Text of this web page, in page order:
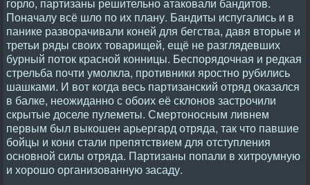
Поначалу всё шло по их плану. Бандиты испугались и в
панике разворачивали коней для бегства, давя вторые и
третьи ряды своих товарищей, ещё не разглядевших
бурный поток красной конницы. Беспорядочная и редкая
стрельба почти умолкла, противники яростно рубились
шашками. И вот когда весь партизанский отряд оказался
в балке, неожиданно с обоих её склонов застрочили
скрытые доселе пулеметы. Смертоносным ливнем
первым был выкошен арьергард отряда, так что павшие
бойцы и кони стали препятствием для отступления
основной силы отряда. Партизаны попали в хитроумную
и хорошо организованную засаду.